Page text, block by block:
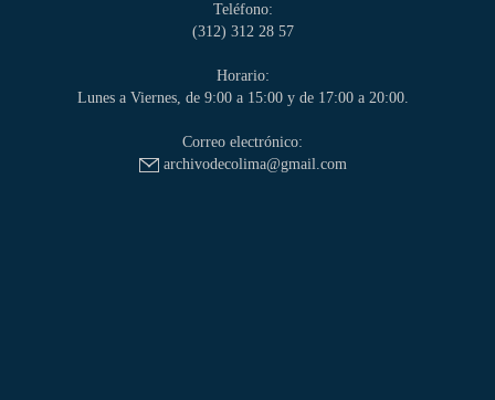
Teléfono:
(312) 312 28 57
Horario:
Lunes a Viernes, de 9:00 a 15:00 y de 17:00 a 20:00.
Correo electrónico:
archivodecolima@gmail.com